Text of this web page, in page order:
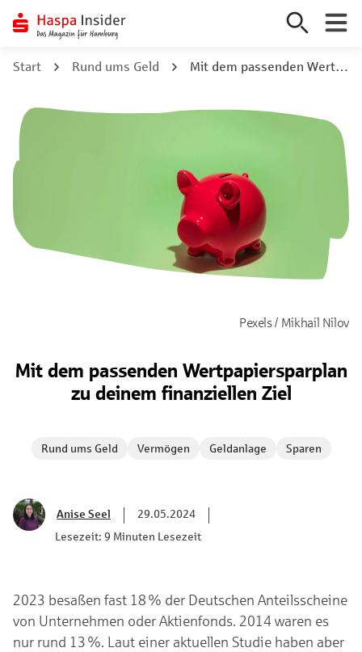
Inhalt
Start Rund ums Geld Mit dem passenden Wertpapiersparplan zu deinem finanziellen Ziel
Pexels / Mikhail Nilov
Mit dem passenden Wertpapiersparplan
zu deinem finanziellen Ziel
Rund ums Geld Vermögen Geldanlage Sparen
Anise Seel
29.05.2024
Lesezeit: 9 Minuten Lesezeit
2023 besaßen fast 18 % der Deutschen Anteilsscheine
von Unternehmen oder Aktienfonds. 2014 waren es
nur rund 13 %. Laut einer aktuellen Studie haben aber